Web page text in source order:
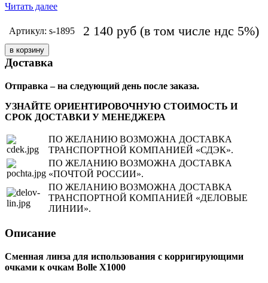
Читать далее
Артикул: s-1895 2 140 руб (в том числе ндс 5%)
Доставка
Отправка – на следующий день после заказа.
УЗНАЙТЕ ОРИЕНТИРОВОЧНУЮ СТОИМОСТЬ И
СРОК ДОСТАВКИ У МЕНЕДЖЕРА
ПО ЖЕЛАНИЮ ВОЗМОЖНА ДОСТАВКА
ТРАНСПОРТНОЙ КОМПАНИЕЙ «СДЭК».
ПО ЖЕЛАНИЮ ВОЗМОЖНА ДОСТАВКА
«ПОЧТОЙ РОССИИ».
ПО ЖЕЛАНИЮ ВОЗМОЖНА ДОСТАВКА
ТРАНСПОРТНОЙ КОМПАНИЕЙ «ДЕЛОВЫЕ
ЛИНИИ».
Описание
Сменная линза для использования с корригирующими
очками к очкам Bolle X1000